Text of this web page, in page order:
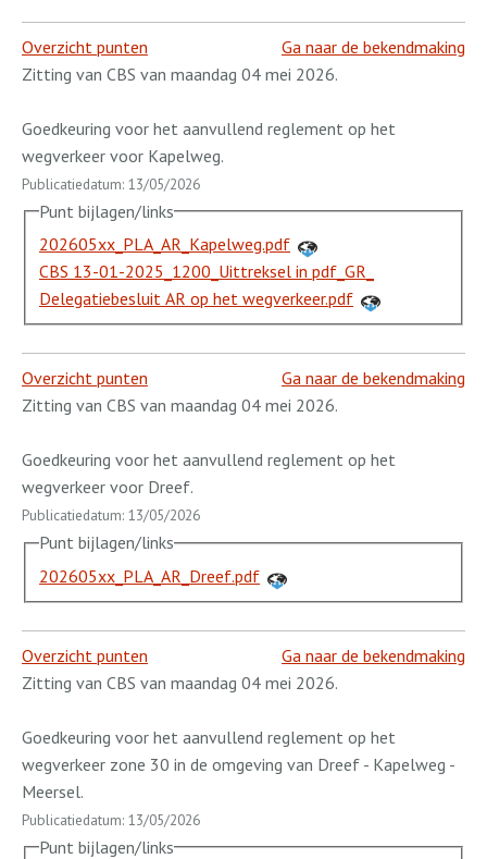
Overzicht punten
Ga naar de bekendmaking
Zitting van CBS van maandag 04 mei 2026.
Goedkeuring voor het aanvullend reglement op het
wegverkeer voor Kapelweg.
Publicatiedatum: 13/05/2026
Punt bijlagen/links
202605xx_PLA_AR_Kapelweg.pdf
CBS 13-01-2025_1200_Uittreksel in pdf_GR_
Delegatiebesluit AR op het wegverkeer.pdf
Overzicht punten
Ga naar de bekendmaking
Zitting van CBS van maandag 04 mei 2026.
Goedkeuring voor het aanvullend reglement op het
wegverkeer voor Dreef.
Publicatiedatum: 13/05/2026
Punt bijlagen/links
202605xx_PLA_AR_Dreef.pdf
Overzicht punten
Ga naar de bekendmaking
Zitting van CBS van maandag 04 mei 2026.
Goedkeuring voor het aanvullend reglement op het
wegverkeer zone 30 in de omgeving van Dreef - Kapelweg -
Meersel.
Publicatiedatum: 13/05/2026
Punt bijlagen/links